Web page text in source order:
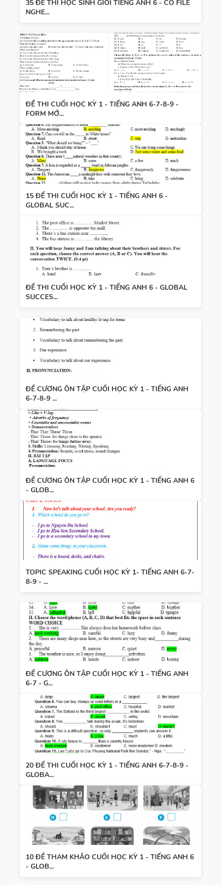
35 ĐỀ THI HỌC SINH GIỎI TIẾNG ANH 6 - CÓ FILE
NGHE...
ĐỀ THI CUỐI HỌC KỲ 1 - TIẾNG ANH 6-7-8-9 -
FORM MỚ...
15 ĐỀ THI CUỐI HỌC KỲ 1 - TIẾNG ANH 6 -
GLOBAL SUC...
ĐỀ THI CUỐI HỌC KỲ 1 - TIẾNG ANH 6 - GLOBAL
SUCCES...
ĐỀ CƯƠNG ÔN TẬP CUỐI HỌC KỲ 1 - TIẾNG ANH
6-7-8-9 ...
ĐỀ CƯƠNG ÔN TẬP CUỐI HỌC KỲ 1 - TIẾNG ANH 6
- GLOB...
TOPIC SPEAKING CUỐI HỌC KỲ 1- TIẾNG ANH 6-7-
8-9 - ...
ĐỀ CƯƠNG ÔN TẬP CUỐI HỌC KỲ 1 - TIẾNG ANH
6-7 - G...
20 ĐỀ THI CUỐI HỌC KỲ 1 - TIẾNG ANH 6-7-8-9 -
GLOBA...
10 ĐỀ THAM KHẢO CUỐI HỌC KỲ 1 - TIẾNG ANH 6
- GLOB...